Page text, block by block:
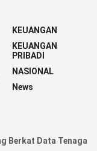
KEUANGAN
KEUANGAN
PRIBADI
NASIONAL
News
Berkat Data Tenaga